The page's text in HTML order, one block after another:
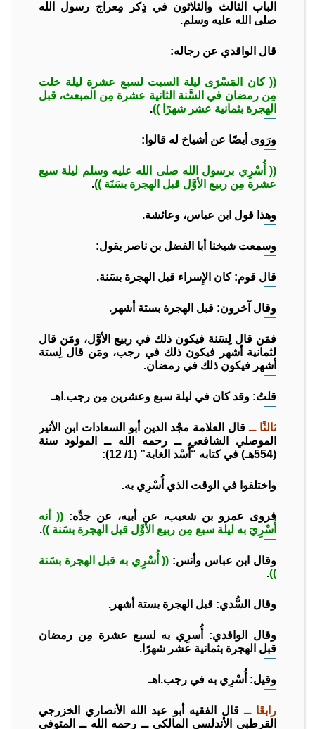
الباب الثالث والثلاثون في ذِكر مِعراج رسول الله
صلى الله عليه وسلم.
قال الواقدي عن رجاله:
(( كان المَسْرَى ليلة السبت لسبع عشرة ليلة خلت
مِن رمضان في السَّنة الثانية عشرة مِن المبعث، قبل
الهجرة بثمانية عشر شهرًا )).
ورَوى أيضًا عن أشياخ له قالوا:
(( أُسْرِي برسول الله صلى الله عليه وسلم ليلة سبع
عشرة مِن ربيع الأوَّل قبل الهجرة بسَنَة )).
وهذا قول ابن عباس، وعائشة.
وسمعت شيخنا أبا الفضل بن ناصر يقول:
قال قوم: كان الإِسراء قبل الهجرة بسَنة.
وقال آخرون: قبل الهجرة بستة أشهر.
فمَن قال لِسَنة فيكون ذلك في ربيع الأوَّل، ومَن قال
لثمانية أشهر فيكون ذلك في رجب، ومَن قال لِستة
أشهر فيكون ذلك في رمضان.
قلتُ: وقد كان في ليلة سبع وعشرين مِن رجب.اهـ
ثالثًا ــقال العلامة مجْد الدين أبو السعادات ابن الأثير
الموصلي الشافعي ــ رحمه الله ــ المولود سنة
(554هـ) في كتابه “أُسْد الغابة” (1/ 12):
واختلفوا في الوقت الذي أُسْرِي به.
فروى عمرو بن شعيب، عن أبيه، عن جدِّه: (( أنه
أُسْرِيَ به ليلة سبع مِن ربيع الأوَّل قبل الهجرة بسَنة )).
وقال ابن عباس وأنس: (( أُسْرِي به قبل الهجرة بسَنة
))
.
وقال السُّدي: قبل الهجرة بستة أشهر.
وقال الواقدي: أُسرِي به لسبع عشرة مِن رمضان
قبل الهجرة بثمانية عشر شهرًا.
وقيل: أُسْرِي به في رجب.اهـ
رابعًا ــقال الفقيه أبو عبد الله الأنصاري الخزرجي
القرطبي الأندلسي المالكي ــ رحمه الله ــ المتوفى